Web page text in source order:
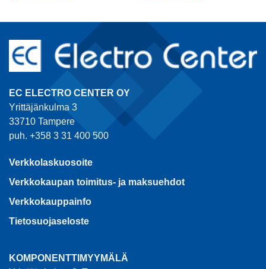
EC ELECTRO CENTER OY
Yrittäjänkulma 3
33710 Tampere
puh. +358 3 31 400 500
Verkkolaskuosoite
Verkkokaupan toimitus- ja maksuehdot
Verkkokauppainfo
Tietosuojaseloste
KOMPONENTTIMYYMÄLÄ